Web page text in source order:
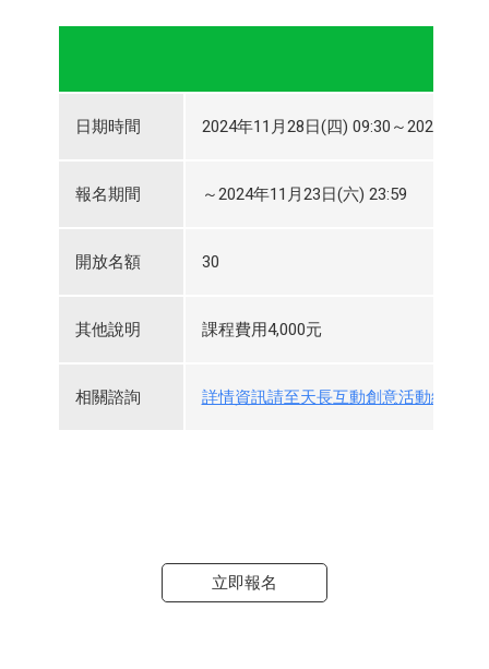
日期時間 2024年11月28日(四) 09:30～2024年11
報名期間 ～2024年11月23日(六) 23:59
開放名額 30
其他說明 課程費用4,000元
相關諮詢 詳情資訊請至天長互動創意活動網頁
立即報名